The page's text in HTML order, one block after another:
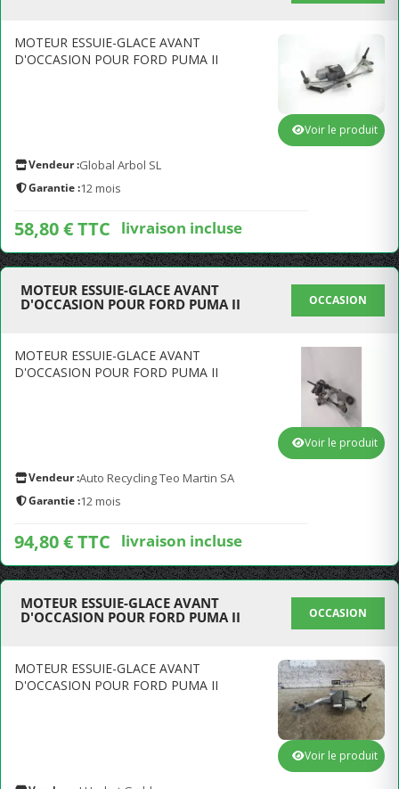
MOTEUR ESSUIE-GLACE AVANT
D'OCCASION POUR FORD PUMA II
Vendeur :Global Arbol SL
Garantie :12 mois
58,80 € TTC livraison incluse
Voir le produit
MOTEUR ESSUIE-GLACE AVANT
D'OCCASION POUR FORD PUMA II
OCCASION
MOTEUR ESSUIE-GLACE AVANT
D'OCCASION POUR FORD PUMA II
Vendeur :Auto Recycling Teo Martin SA
Garantie :12 mois
94,80 € TTC livraison incluse
Voir le produit
MOTEUR ESSUIE-GLACE AVANT
D'OCCASION POUR FORD PUMA II
OCCASION
MOTEUR ESSUIE-GLACE AVANT
D'OCCASION POUR FORD PUMA II
Voir le produit